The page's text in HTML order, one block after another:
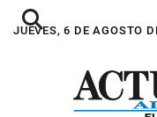
JUEVES, 6 DE AGOSTO